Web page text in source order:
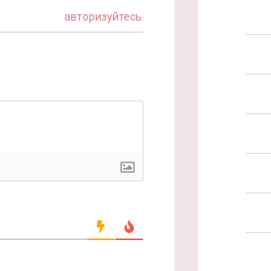
авторизуйтесь